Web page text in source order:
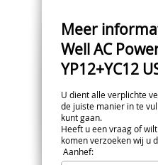
Meer
Well AC
YP12+YC12
U dient alle verplichte
de juiste manier in te
kunt gaan.
Heeft u een vraag of
komen verzoeken wij u
Aanhef: